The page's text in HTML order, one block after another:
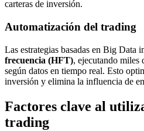
carteras de inversión.
Automatización del trading
Las estrategias basadas en Big Data
frecuencia (HFT), ejecutando miles
según datos en tiempo real. Esto
inversión y elimina la influencia de
Factores clave al
trading